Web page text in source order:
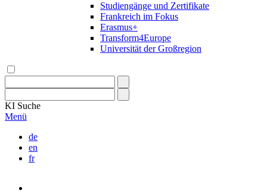
Studiengänge und Zertifikate
Frankreich im Fokus
Erasmus+
Transform4Europe
Universität der Großregion
KI Suche
Menü
de
en
fr